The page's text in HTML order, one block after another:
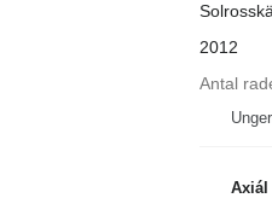
2012
Antal
Axiál